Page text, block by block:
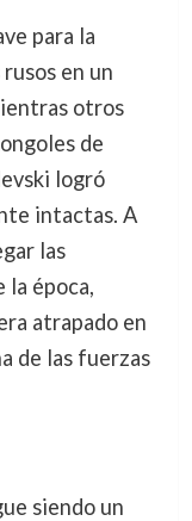
para la
en un
otros
de
logró
intactas. A
las
la época,
atrapado en
de las fuerzas
siendo un